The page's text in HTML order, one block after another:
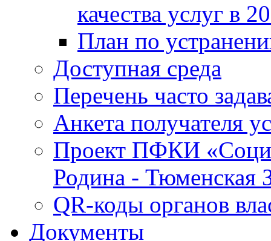
качества услуг в
План по
Доступная среда
Перечень часто
Анкета получателя
Проект ПФКИ
Родина - Тюменская
QR-коды органов
Документы